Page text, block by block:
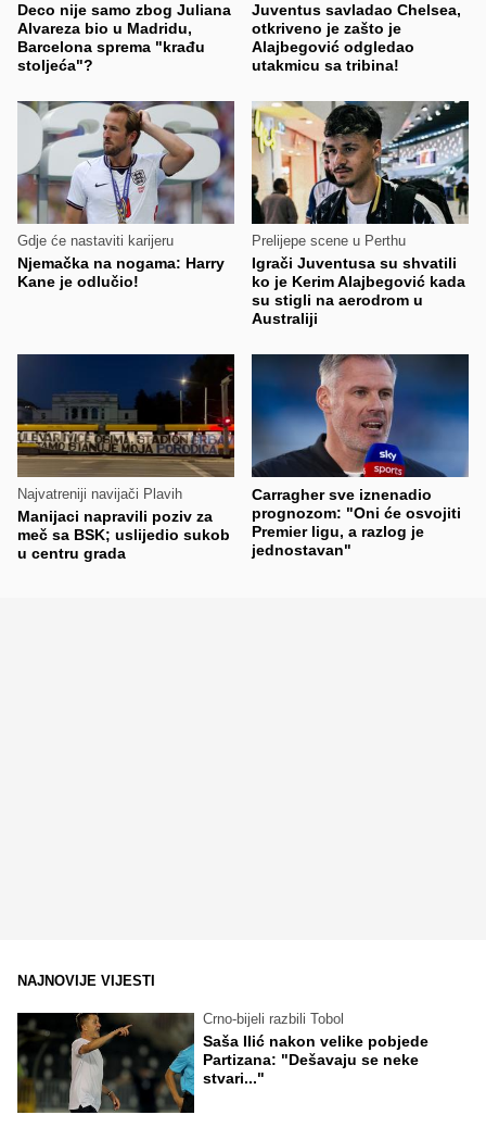
Deco nije samo zbog Juliana
Alvareza bio u Madridu,
Barcelona sprema "krađu
stoljeća"?
Juventus savladao Chelsea,
otkriveno je zašto je
Alajbegović odgledao
utakmicu sa tribina!
Gdje će nastaviti karijeru
Njemačka na nogama: Harry
Kane je odlučio!
Prelijepe scene u Perthu
Igrači Juventusa su shvatili
ko je Kerim Alajbegović kada
su stigli na aerodrom u
Australiji
Najvatreniji navijači Plavih
Manijaci napravili poziv za
meč sa BSK; uslijedio sukob
u centru grada
Carragher sve iznenadio
prognozom: "Oni će osvojiti
Premier ligu, a razlog je
jednostavan"
NAJNOVIJE VIJESTI
Crno-bijeli razbili Tobol
Saša Ilić nakon velike pobjede
Partizana: "Dešavaju se neke
stvari..."